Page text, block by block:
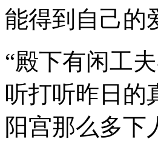
能得到自己的
“殿下有闲工
听打听昨日的
阳宫那么多下